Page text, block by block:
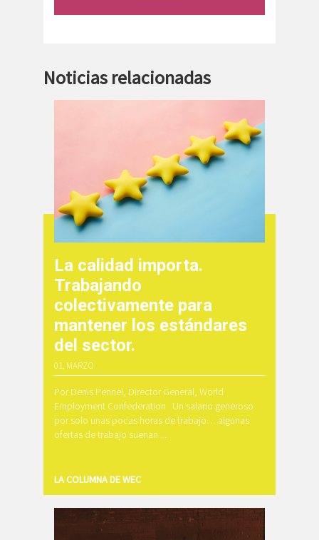
Noticias relacionadas
LA COLUMNA DE WEC
La calidad importa.
Trabajando
colectivamente para
mantener los estándares
del sector.
01, MARZO
Por Denis Pennel, Director General, World
Employment Confederation Un salario generoso
por solo unas pocas horas de trabajo… algunas
ofertas de trabajo suenan ...